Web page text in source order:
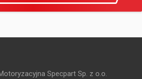
Specpart Sp. z o.o.